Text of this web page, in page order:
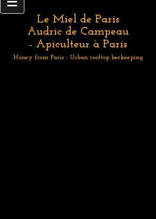
Le Miel de Paris
Audric de Campeau
- Apiculteur à Paris
Honey from Paris - Urban rooftop beekeeping